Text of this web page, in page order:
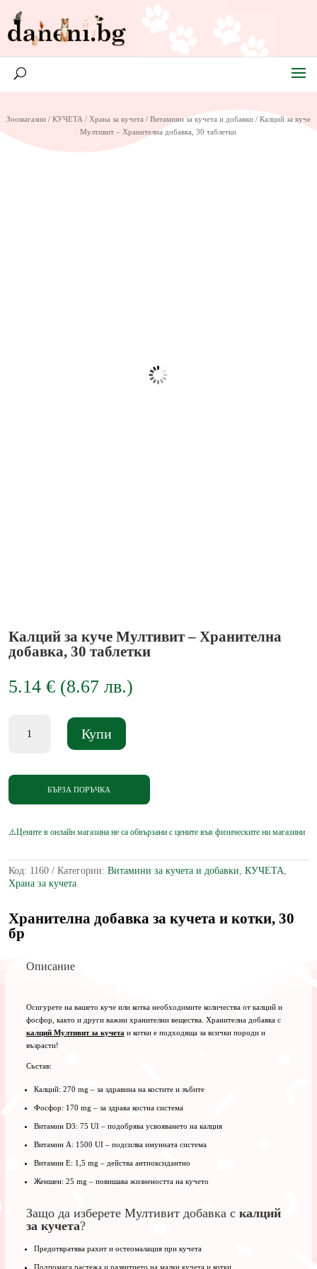
Зоомагазин/ КУЧЕТА / Храна за кучета / Витамини за кучета и добавки/ Калций за куче
Мултивит – Хранителна добавка, 30 таблетки
Калций за куче Мултивит – Хранителна
добавка, 30 таблетки
5.14 € (8.67 лв.)
30
Купи
БЪРЗА ПОРЪЧКА
Код: 1160 Категории: Витамини за кучета и добавки КУЧЕТА
Храна за кучета
Хранителна добавка за кучета и котки, 30
бр
Описание
Осигурете на вашето куче или котка необходимите количества от калций и
фосфор, както и други важни хранителни вещества. Хранителна добавка с
калций Мултивит за кучетаи котки е подходяща за всички породи и
възрасти!
Състав:
Калций: 270 mg – за здравина на костите и зъбите
Фосфор: 170 mg – за здрава костна система
Витамин D3: 75 UI – подобрява усвояването на калция
Витамин A: 1500 UI – подсилва имунната система
Витамин E: 1,5 mg – действа антиоксидантно
Женшен: 25 mg – повишава жизнеността на кучето
Защо да изберете Мултивит добавка с калций
за кучета?
Предотвратява рахит и остеомалация при кучета
Подпомага растежа и развитието на малки кучета и котки